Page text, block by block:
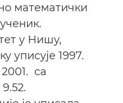
математички
у Нишу,
уписује 1997.
са